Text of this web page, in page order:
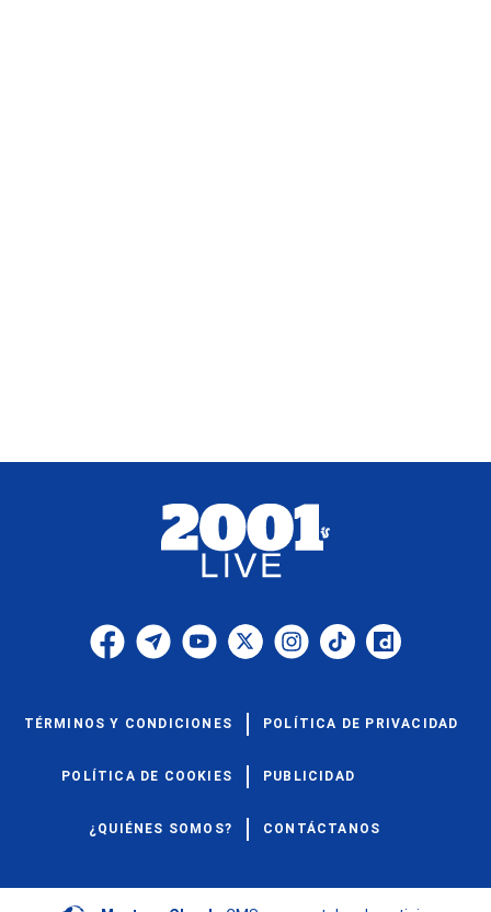
TÉRMINOS Y CONDICIONES POLÍTICA DE PRIVACIDAD
POLÍTICA DE COOKIES PUBLICIDAD
¿QUIÉNES SOMOS? CONTÁCTANOS